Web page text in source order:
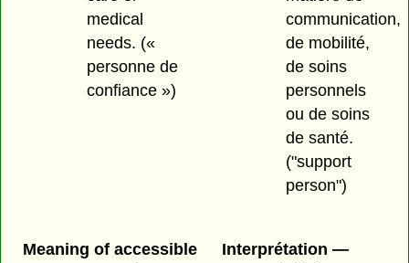
medical
needs. («
personne de
confiance »)
communication,
de mobilité,
de soins
personnels
ou de soins
de santé.
("support
person")
Meaning of accessible
Interprétation —